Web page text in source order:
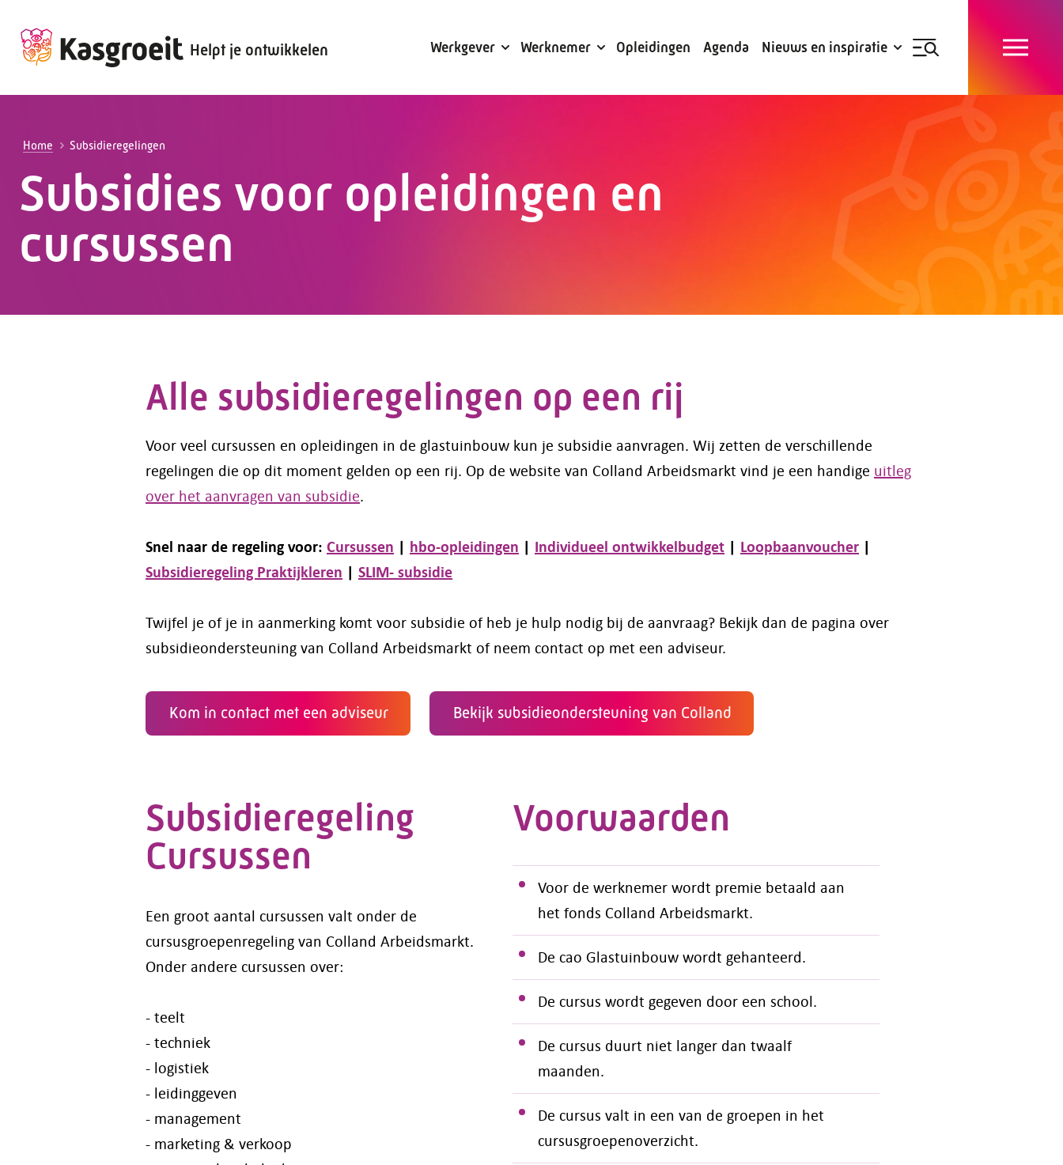
Helpt je ontwikkelen Werkgever
Alles voor de werkgever
Werknemer
Alles voor de werknemer
Opleidingen Agenda Nieuws en inspiratie
Nieuwsbrief
Home Subsidieregelingen
Subsidies voor opleidingen en
cursussen
Alle subsidieregelingen op een rij
Voor veel cursussen en opleidingen in de glastuinbouw kun je subsidie aanvragen. Wij zetten de verschillende
regelingen die op dit moment gelden op een rij. Op de website van Colland Arbeidsmarkt vind je een handige uitleg
over het aanvragen van subsidie.
Snel naar de regeling voor: Cursussen | hbo-opleidingen | Individueel ontwikkelbudget | Loopbaanvoucher |
Subsidieregeling Praktijkleren | SLIM- subsidie
Twijfel je of je in aanmerking komt voor subsidie of heb je hulp nodig bij de aanvraag? Bekijk dan de pagina over
subsidieondersteuning van Colland Arbeidsmarkt of neem contact op met een adviseur.
Kom in contact met een adviseur Bekijk subsidieondersteuning van Colland
Subsidieregeling
Cursussen
Een groot aantal cursussen valt onder de
cursusgroepenregeling van Colland Arbeidsmarkt.
Onder andere cursussen over:
- teelt
- techniek
- logistiek
- leidinggeven
- management
- marketing & verkoop
Voorwaarden
Voor de werknemer wordt premie betaald aan
het fonds Colland Arbeidsmarkt.
De cao Glastuinbouw wordt gehanteerd.
De cursus wordt gegeven door een school.
De cursus duurt niet langer dan twaalf
maanden.
De cursus valt in een van de groepen in het
cursusgroepenoverzicht.